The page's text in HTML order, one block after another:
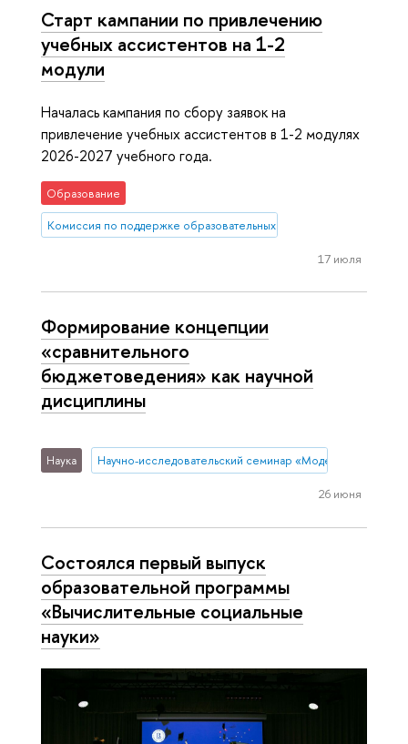
Старт кампании по привлечению
учебных ассистентов на 1-2
модули
Началась кампания по сбору заявок на
привлечение учебных ассистентов в 1-2 модулях
2026-2027 учебного года.
Образование
Комиссия по поддержке образовательных инициатив
17 июля
Формирование концепции
«сравнительного
бюджетоведения» как научной
дисциплины
Наука Научно-исследовательский семинар «Модернизация
26 июня
Состоялся первый выпуск
образовательной программы
«Вычислительные социальные
науки»